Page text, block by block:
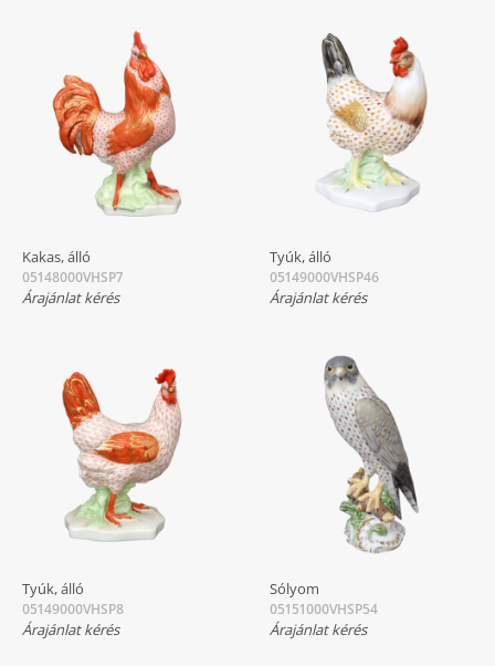
Kakas, álló
05148000VHSP7
Árajánlat kérés
Tyúk, álló
05149000VHSP46
Árajánlat kérés
Tyúk, álló
05149000VHSP8
Árajánlat kérés
Sólyom
05151000VHSP54
Árajánlat kérés